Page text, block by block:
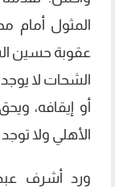
المثول أمام
عقوبة حسين
الشحات لا
أو إيقافه،
الأهلي ولا
ورد أشرف